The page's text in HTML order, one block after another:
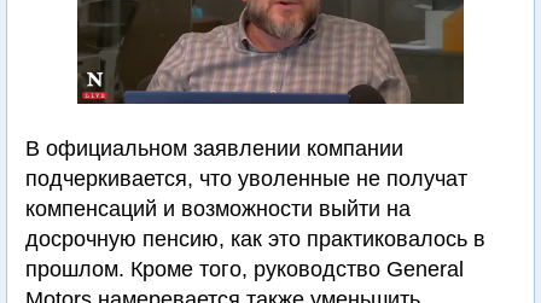
В официальном заявлении компании
подчеркивается, что уволенные не получат
компенсаций и возможности выйти на
досрочную пенсию, как это практиковалось в
прошлом. Кроме того, руководство General